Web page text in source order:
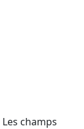
Les champs